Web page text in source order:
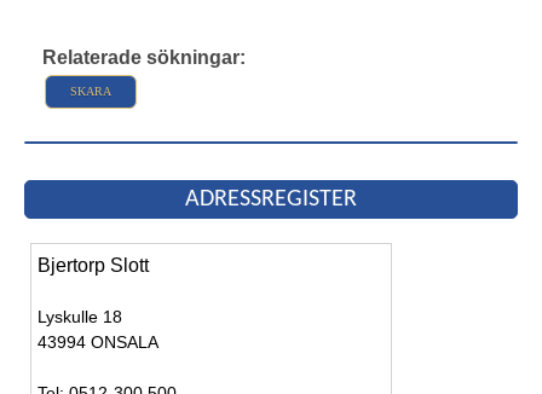
Relaterade sökningar:
SKARA
ADRESSREGISTER
Bjertorp Slott
Lyskulle 18
43994 ONSALA